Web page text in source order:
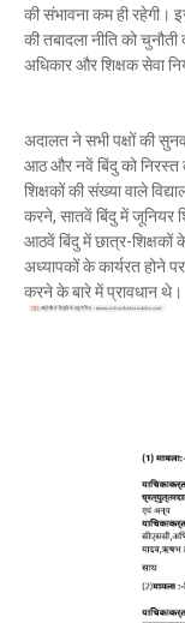
की संभावना कम ही रहेगी।
की तबादला नीति को
अधिकार और शिक्षक सेवा
अदालत ने सभी पक्षों की
आठ और नवें बिंदु को
शिक्षकों की संख्या वाले
करने, सातवें बिंदु में जूनियर
आठवें बिंदु में छात्र-
अध्यापकों के कार्यरत होने
करने के बारे में प्रावधान थे।